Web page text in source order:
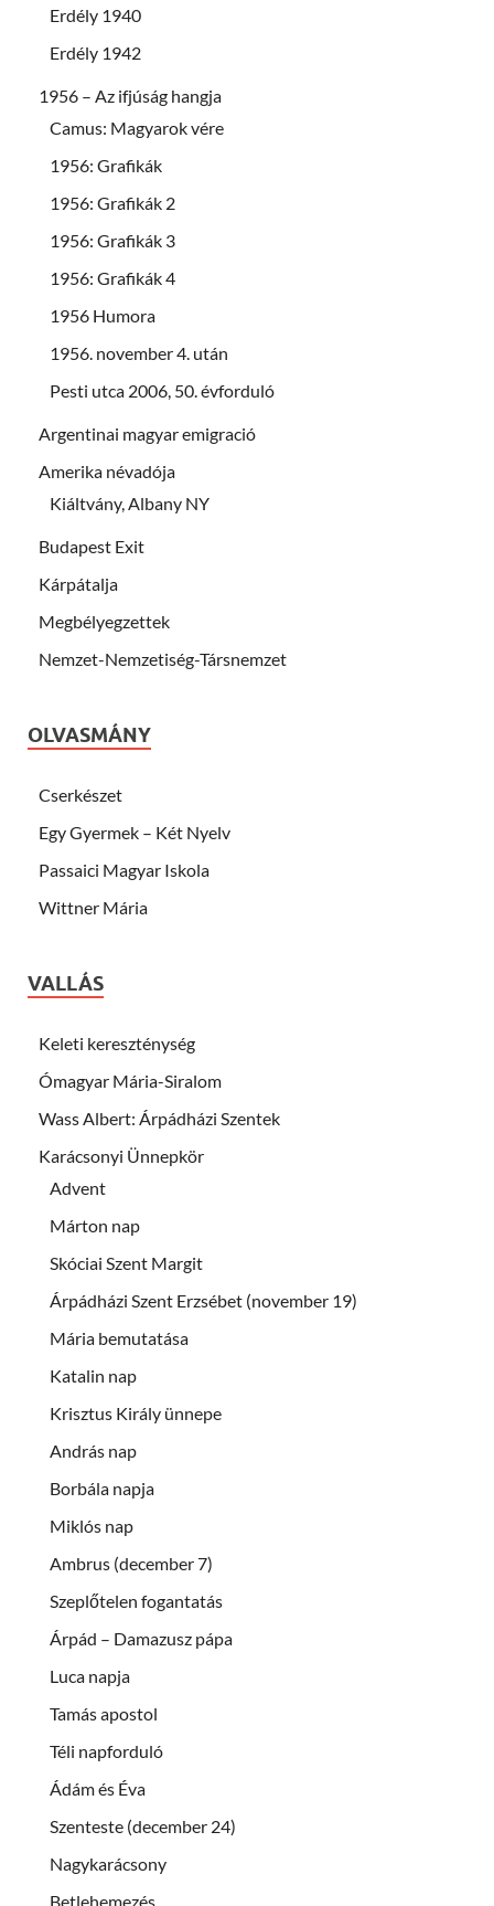
Erdély 1940
Erdély 1942
1956 – Az ifjúság hangja
Camus: Magyarok vére
1956: Grafikák
1956: Grafikák 2
1956: Grafikák 3
1956: Grafikák 4
1956 Humora
1956. november 4. után
Pesti utca 2006, 50. évforduló
Argentinai magyar emigració
Amerika névadója
Kiáltvány, Albany NY
Budapest Exit
Kárpátalja
Megbélyegzettek
Nemzet-Nemzetiség-Társnemzet
OLVASMÁNY
Cserkészet
Egy Gyermek – Két Nyelv
Passaici Magyar Iskola
Wittner Mária
VALLÁS
Keleti kereszténység
Ómagyar Mária-Siralom
Wass Albert: Árpádházi Szentek
Karácsonyi Ünnepkör
Advent
Márton nap
Skóciai Szent Margit
Árpádházi Szent Erzsébet (november 19)
Mária bemutatása
Katalin nap
Krisztus Király ünnepe
András nap
Borbála napja
Miklós nap
Ambrus (december 7)
Szeplőtelen fogantatás
Árpád – Damazusz pápa
Luca napja
Tamás apostol
Téli napforduló
Ádám és Éva
Szenteste (december 24)
Nagykarácsony
Betlehemezés